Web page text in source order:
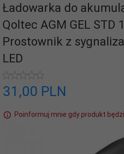
Ładowarka do
Qoltec AGM GEL STD
Prostownik z
LED
31,00 PLN
Poinformuj mnie gdy produkt